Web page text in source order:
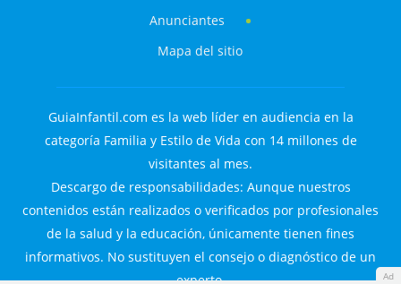
Ad
Anunciantes
Mapa del sitio
GuiaInfantil.com es la web líder en audiencia en la
categoría Familia y Estilo de Vida con 14 millones de
visitantes al mes.
Descargo de responsabilidades: Aunque nuestros
contenidos están realizados o verificados por profesionales
de la salud y la educación, únicamente tienen fines
informativos. No sustituyen el consejo o diagnóstico de un
experto.